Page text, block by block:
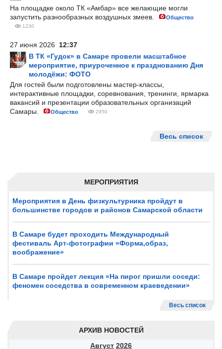
МЕРОПРИЯТИЯ
Мероприятия в День физкультурника пройдут в
большинстве городов и районов Самарской области
В Самаре будет проходить Международный
фестиваль Арт-фотографии «Форма,образ,
воображение»
В Самаре пройдет лекция «На пирог пришли соседи:
феномен соседства в современном краеведении»
Весь список
АРХИВ НОВОСТЕЙ
Август 2026
На площадке около ТК «Амбар» все желающие могли
запустить разнообразных воздушных змеев.
Общество
1230
27 июня 2026 12:37
В ТК «Гудок» в Самаре провели масштабное
мероприятие, приуроченное к празднованию Дня
молодёжи: ФОТО
Для гостей были подготовлены мастер-классы,
интерактивные площадки, соревнования, тренинги, ярмарка
вакансий и презентации образовательных организаций
Самары.
Общество 2950
Весь список